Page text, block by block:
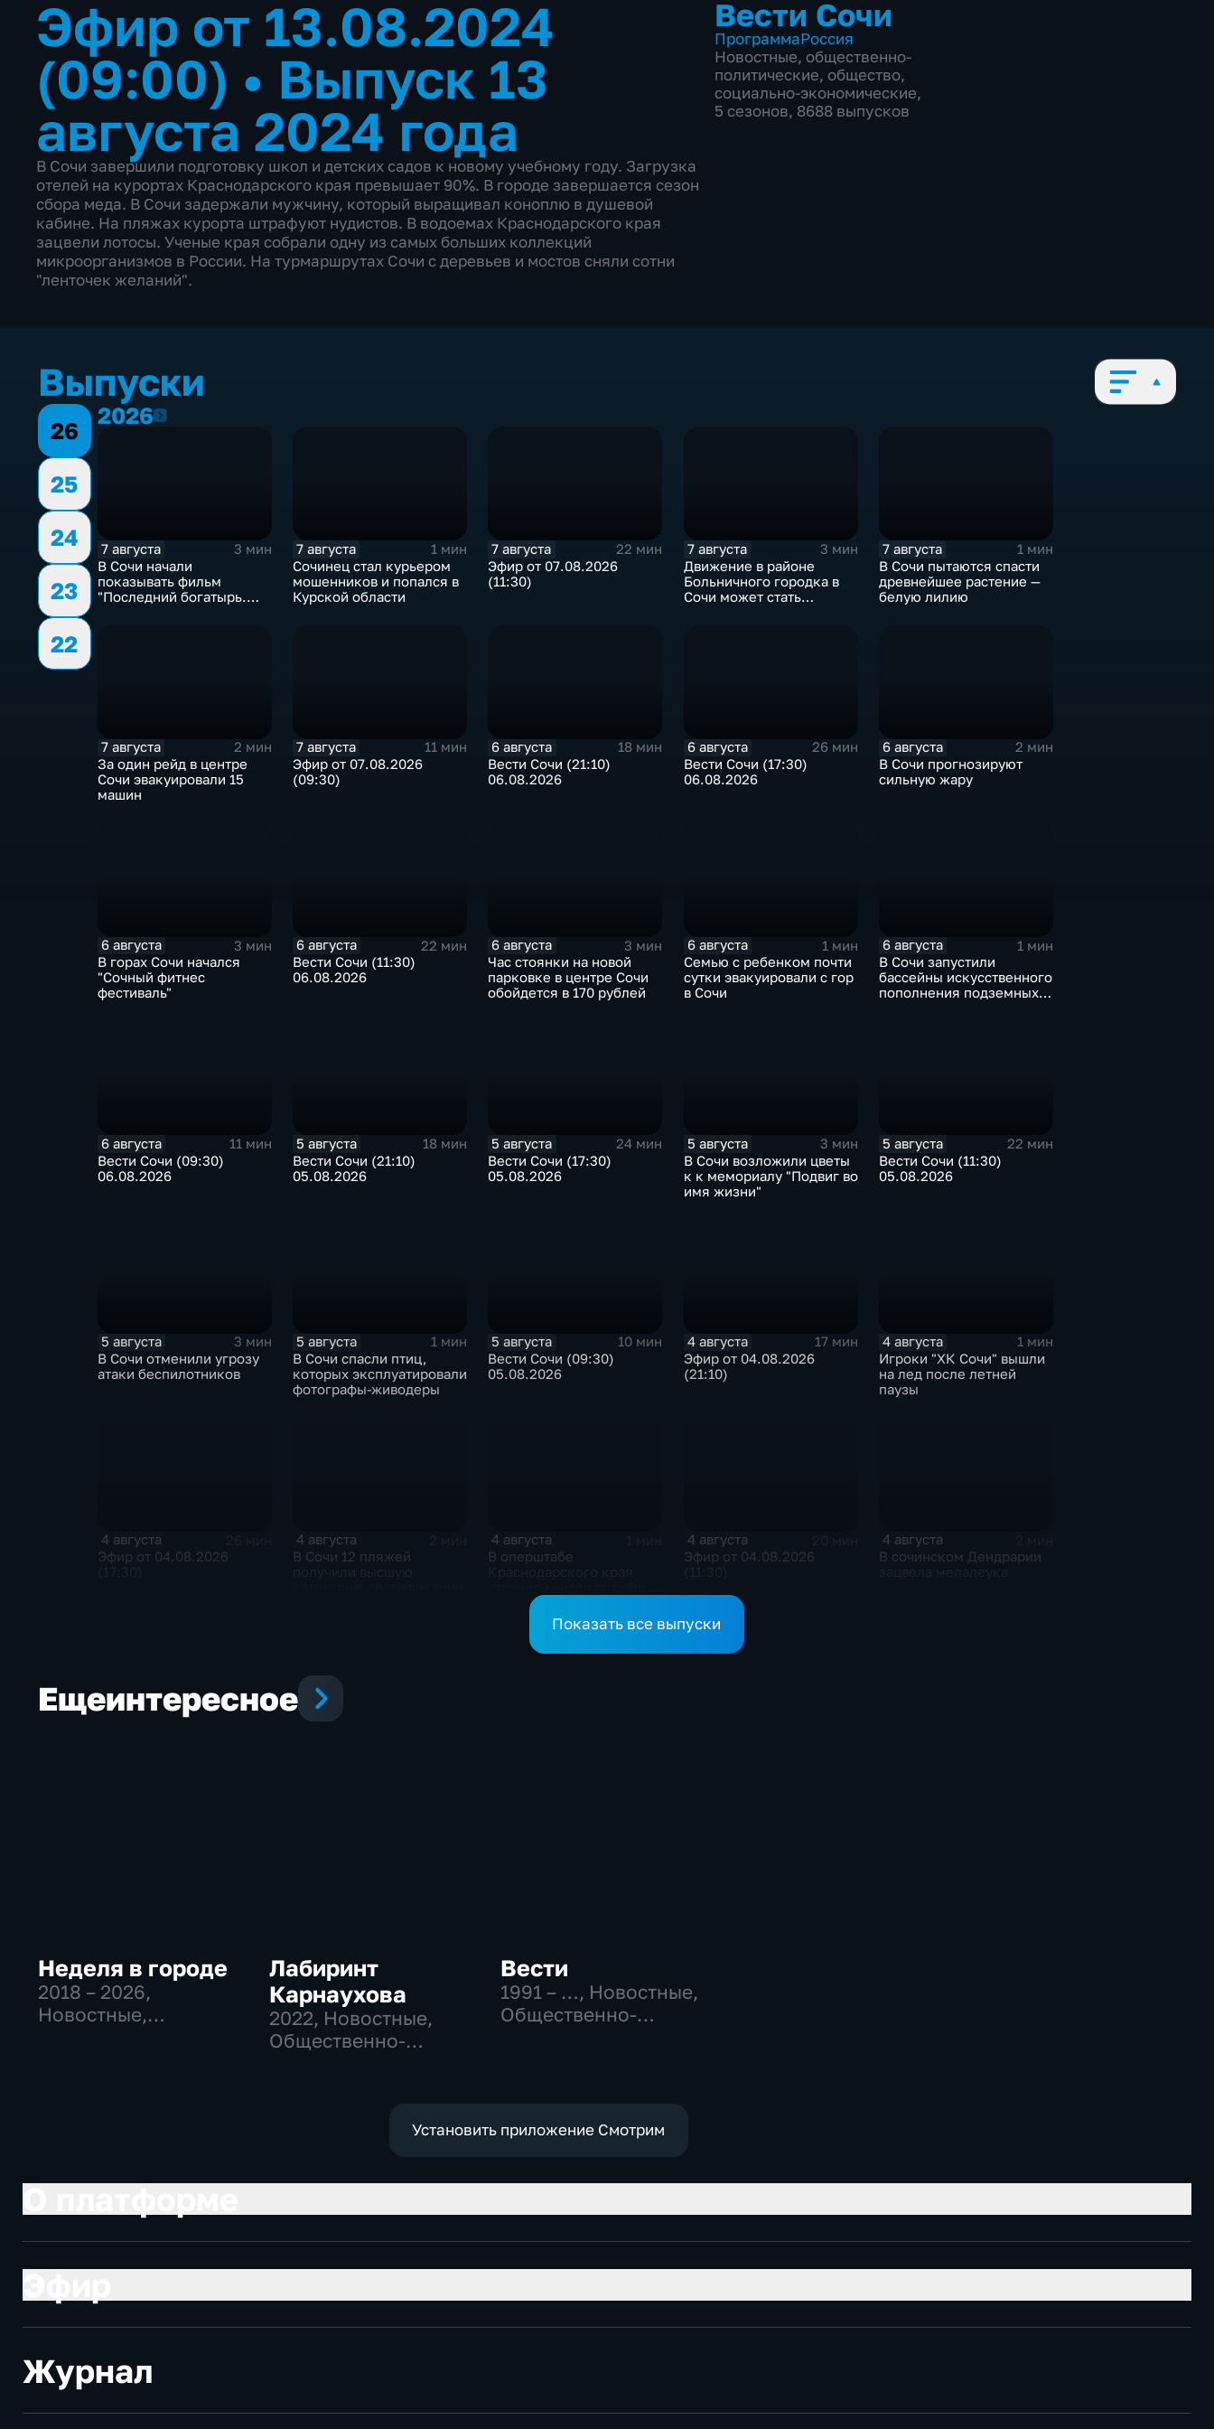
Эфир от 13.08.2024
(09:00) • Выпуск 13
августа 2024 года
В Сочи завершили подготовку школ и детских садов к новому учебному году. Загрузка
отелей на курортах Краснодарского края превышает 90%. В городе завершается сезон
сбора меда. В Сочи задержали мужчину, который выращивал коноплю в душевой
кабине. На пляжах курорта штрафуют нудистов. В водоемах Краснодарского края
зацвели лотосы. Ученые края собрали одну из самых больших коллекций
микроорганизмов в России. На турмаршрутах Сочи с деревьев и мостов сняли сотни
"ленточек желаний".
Вести Сочи
ПрограммаРоссия
Новостные, общественно-
политические, общество,
социально-экономические,
5 сезонов, 8688 выпусков
Выпуски
26
25
24
23
22
20262026
7 августа
3 мин
В Сочи начали
показывать фильм
"Последний богатырь.
7 августа
1 мин
Сочинец стал курьером
мошенников и попался в
Курской области
7 августа
22 мин
Эфир от 07.08.2026
(11:30)
7 августа
3 мин
Движение в районе
Больничного городка в
Сочи может стать
7 августа
1 мин
В Сочи пытаются спасти
древнейшее растение —
белую лилию
7 августа
2 мин
За один рейд в центре
Сочи эвакуировали 15
машин
7 августа
11 мин
Эфир от 07.08.2026
(09:30)
6 августа
18 мин
Вести Сочи (21:10)
06.08.2026
6 августа
26 мин
Вести Сочи (17:30)
06.08.2026
6 августа
2 мин
В Сочи прогнозируют
сильную жару
6 августа
3 мин
В горах Сочи начался
"Сочный фитнес
фестиваль"
6 августа
22 мин
Вести Сочи (11:30)
06.08.2026
6 августа
3 мин
Час стоянки на новой
парковке в центре Сочи
обойдется в 170 рублей
6 августа
1 мин
Семью с ребенком почти
сутки эвакуировали с гор
в Сочи
6 августа
1 мин
В Сочи запустили
бассейны искусственного
пополнения подземных
6 августа
11 мин
Вести Сочи (09:30)
06.08.2026
5 августа
18 мин
Вести Сочи (21:10)
05.08.2026
5 августа
24 мин
Вести Сочи (17:30)
05.08.2026
5 августа
3 мин
В Сочи возложили цветы
к к мемориалу "Подвиг во
имя жизни"
5 августа
22 мин
Вести Сочи (11:30)
05.08.2026
5 августа
3 мин
В Сочи отменили угрозу
атаки беспилотников
5 августа
1 мин
В Сочи спасли птиц,
которых эксплуатировали
фотографы-живодеры
5 августа
10 мин
Вести Сочи (09:30)
05.08.2026
4 августа
17 мин
Эфир от 04.08.2026
(21:10)
4 августа
1 мин
Игроки "ХК Сочи" вышли
на лед после летней
паузы
4 августа
Эфир от 04.08.2026
4 августа
В Сочи 12 пляжей
4 августа
В оперштабе
детей при атаке БПЛА в
Архипо-Осиповке
4 августа
Эфир от 04.08.2026
4 августа
В сочинском Дендрарии
Показать все выпуски
Ещеинтересное
Неделя в городе
2018 – 2026,
Новостные,
Лабиринт
Карнаухова
2022, Новостные,
Общественно-
Вести
1991 – …, Новостные,
Общественно-
Установить приложение Смотрим
Журнал